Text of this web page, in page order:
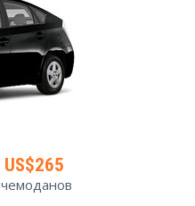
US$265
чемоданов